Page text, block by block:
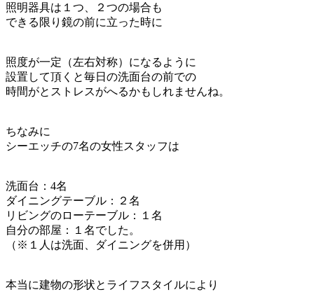
照明器具は１つ、２つの場合も
できる限り鏡の前に立った時に
照度が一定（左右対称）になるように
設置して頂くと毎日の洗面台の前での
時間がとストレスがへるかもしれませんね。
ちなみに
シーエッチの7名の女性スタッフは
洗面台：4名
ダイニングテーブル：２名
リビングのローテーブル：１名
自分の部屋：１名でした。
（※１人は洗面、ダイニングを併用）
本当に建物の形状とライフスタイルにより